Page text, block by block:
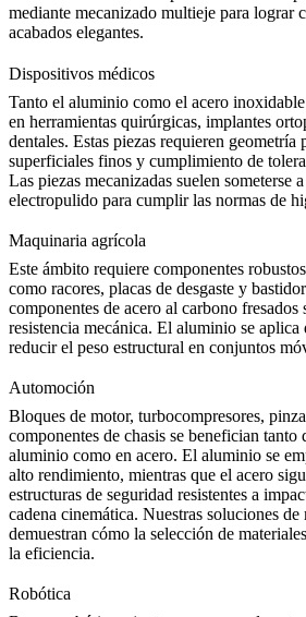
mediante mecanizado multieje para lograr
acabados elegantes.
Dispositivos médicos
Tanto el aluminio como el acero
en herramientas quirúrgicas, implantes
dentales. Estas piezas requieren geometría
superficiales finos y cumplimiento de
Las piezas mecanizadas suelen someterse a
electropulido para cumplir las normas de
Maquinaria agrícola
Este ámbito requiere componentes
como racores, placas de desgaste y
componentes de acero al carbono fresados
resistencia mecánica. El aluminio se aplica
reducir el peso estructural en conjuntos
Automoción
Bloques de motor, turbocompresores,
componentes de chasis se benefician
aluminio como en acero. El aluminio se
alto rendimiento, mientras que el acero
estructuras de seguridad resistentes a
cadena cinemática. Nuestras soluciones
demuestran cómo la selección de
la eficiencia.
Robótica